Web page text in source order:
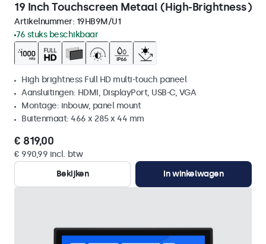
19 Inch Touchscreen Metaal (High-Brightness)
Artikelnummer: 19HB9M/U1
76 stuks beschikbaar
High brightness Full HD multi-touch paneel
Aansluitingen: HDMI, DisplayPort, USB-C, VGA
Montage: inbouw, panel mount
Buitenmaat: 466 x 285 x 44 mm
€ 819,00
€ 990,99 incl. btw
Bekijken
In winkelwagen